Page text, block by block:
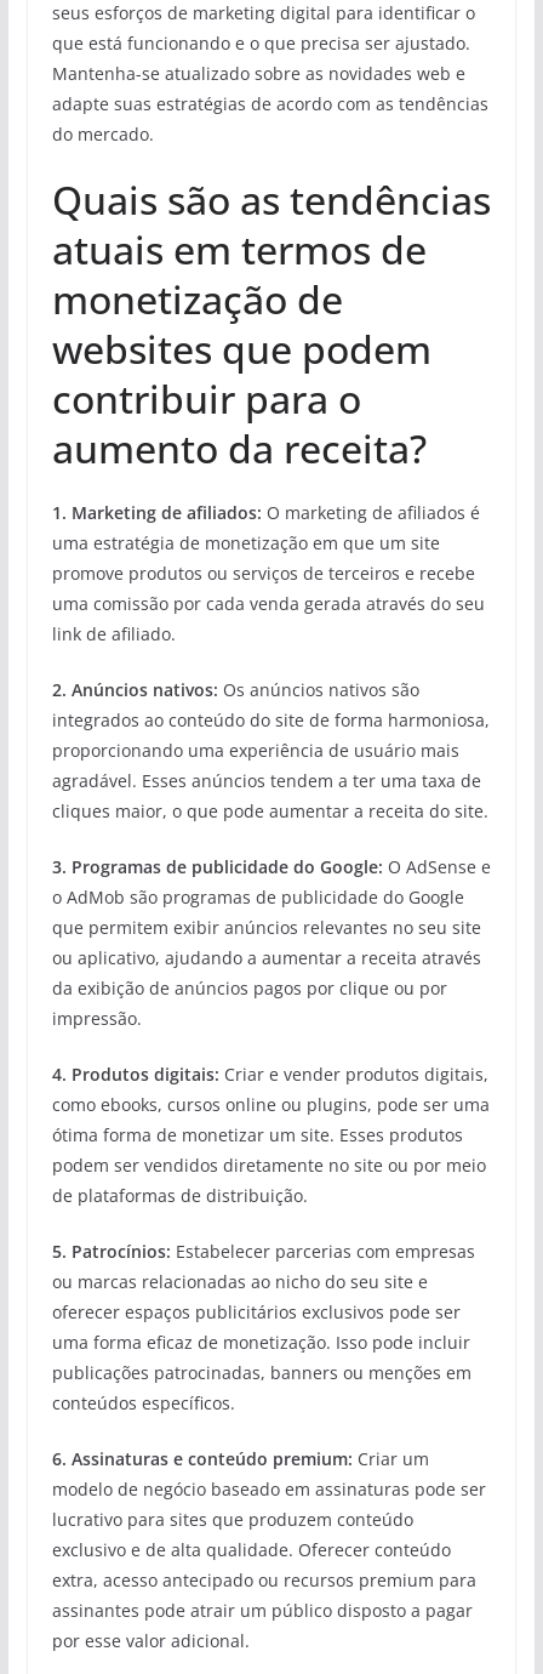
seus esforços de marketing digital para identificar o
que está funcionando e o que precisa ser ajustado.
Mantenha-se atualizado sobre as novidades web e
adapte suas estratégias de acordo com as tendências
do mercado.
Quais são as tendências
atuais em termos de
monetização de
websites que podem
contribuir para o
aumento da receita?
1. Marketing de afiliados: O marketing de afiliados é
uma estratégia de monetização em que um site
promove produtos ou serviços de terceiros e recebe
uma comissão por cada venda gerada através do seu
link de afiliado.
2. Anúncios nativos: Os anúncios nativos são
integrados ao conteúdo do site de forma harmoniosa,
proporcionando uma experiência de usuário mais
agradável. Esses anúncios tendem a ter uma taxa de
cliques maior, o que pode aumentar a receita do site.
3. Programas de publicidade do Google: O AdSense e
o AdMob são programas de publicidade do Google
que permitem exibir anúncios relevantes no seu site
ou aplicativo, ajudando a aumentar a receita através
da exibição de anúncios pagos por clique ou por
impressão.
4. Produtos digitais: Criar e vender produtos digitais,
como ebooks, cursos online ou plugins, pode ser uma
ótima forma de monetizar um site. Esses produtos
podem ser vendidos diretamente no site ou por meio
de plataformas de distribuição.
5. Patrocínios: Estabelecer parcerias com empresas
ou marcas relacionadas ao nicho do seu site e
oferecer espaços publicitários exclusivos pode ser
uma forma eficaz de monetização. Isso pode incluir
publicações patrocinadas, banners ou menções em
conteúdos específicos.
6. Assinaturas e conteúdo premium: Criar um
modelo de negócio baseado em assinaturas pode ser
lucrativo para sites que produzem conteúdo
exclusivo e de alta qualidade. Oferecer conteúdo
extra, acesso antecipado ou recursos premium para
assinantes pode atrair um público disposto a pagar
por esse valor adicional.